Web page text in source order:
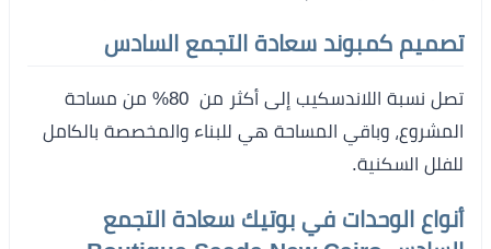
تصميم كمبوند سعادة التجمع السادس
تصل نسبة اللاندسكيب إلى أكثر من 80% من مساحة
المشروع، وباقي المساحة هي للبناء والمخصصة بالكامل
للفلل السكنية.
أنواع الوحدات في بوتيك سعادة التجمع